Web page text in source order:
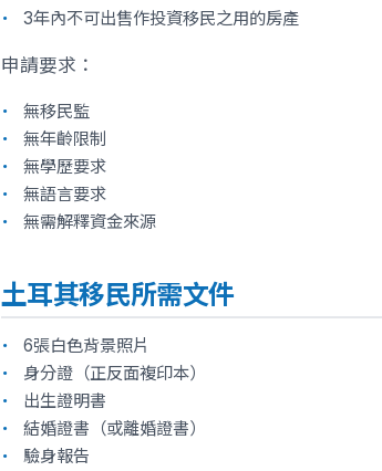
3年內不可出售作投資移民之用的房產
申請要求：
無移民監
無年齡限制
無學歷要求
無語言要求
無需解釋資金來源
土耳其移民所需文件
6張白色背景照片
身分證（正反面複印本）
出生證明書
結婚證書（或離婚證書）
驗身報告